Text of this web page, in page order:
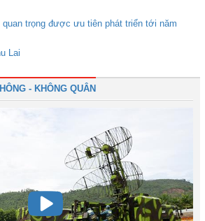
trọng được ưu tiên phát triển tới năm
Lai
- KHÔNG QUÂN